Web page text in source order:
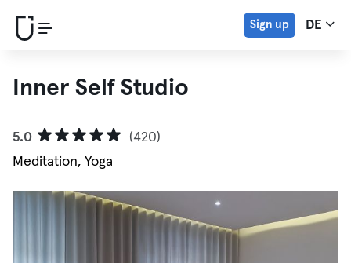
Sign up DE
Inner Self Studio
5.0
(420)
Meditation, Yoga